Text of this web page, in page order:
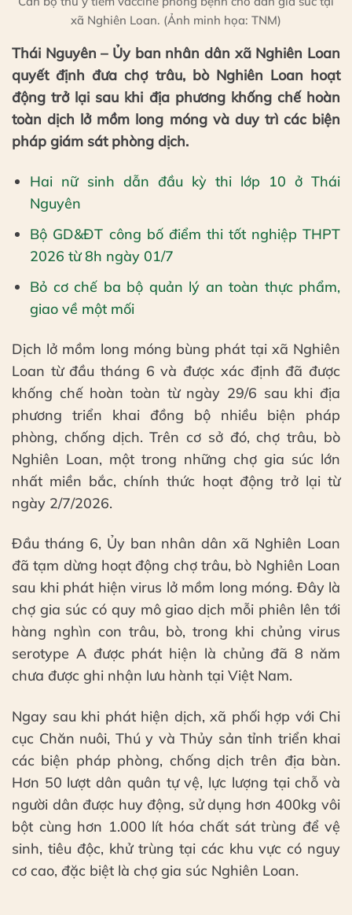
xã Nghiên Loan. (Ảnh minh họa: TNM)
Thái Nguyên – Ủy ban nhân dân xã Nghiên Loan
quyết định đưa chợ trâu, bò Nghiên Loan hoạt
động trở lại sau khi địa phương khống chế hoàn
toàn dịch lở mồm long móng và duy trì các biện
pháp giám sát phòng dịch.
Hai nữ sinh dẫn đầu kỳ thi lớp 10 ở Thái
Nguyên
Bộ GD&ĐT công bố điểm thi tốt nghiệp THPT
2026 từ 8h ngày 01/7
Bỏ cơ chế ba bộ quản lý an toàn thực phẩm,
giao về một mối
Dịch lở mồm long móng bùng phát tại xã Nghiên
Loan từ đầu tháng 6 và được xác định đã được
khống chế hoàn toàn từ ngày 29/6 sau khi địa
phương triển khai đồng bộ nhiều biện pháp
phòng, chống dịch. Trên cơ sở đó, chợ trâu, bò
Nghiên Loan, một trong những chợ gia súc lớn
nhất miền bắc, chính thức hoạt động trở lại từ
ngày 2/7/2026.
Đầu tháng 6, Ủy ban nhân dân xã Nghiên Loan
đã tạm dừng hoạt động chợ trâu, bò Nghiên Loan
sau khi phát hiện virus lở mồm long móng. Đây là
chợ gia súc có quy mô giao dịch mỗi phiên lên tới
hàng nghìn con trâu, bò, trong khi chủng virus
serotype A được phát hiện là chủng đã 8 năm
chưa được ghi nhận lưu hành tại Việt Nam.
Ngay sau khi phát hiện dịch, xã phối hợp với Chi
cục Chăn nuôi, Thú y và Thủy sản tỉnh triển khai
các biện pháp phòng, chống dịch trên địa bàn.
Hơn 50 lượt dân quân tự vệ, lực lượng tại chỗ và
người dân được huy động, sử dụng hơn 400kg vôi
bột cùng hơn 1.000 lít hóa chất sát trùng để vệ
sinh, tiêu độc, khử trùng tại các khu vực có nguy
cơ cao, đặc biệt là chợ gia súc Nghiên Loan.